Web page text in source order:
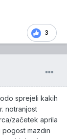
3
sprejeli kakih
notranjost
začetek aprila
mazdin